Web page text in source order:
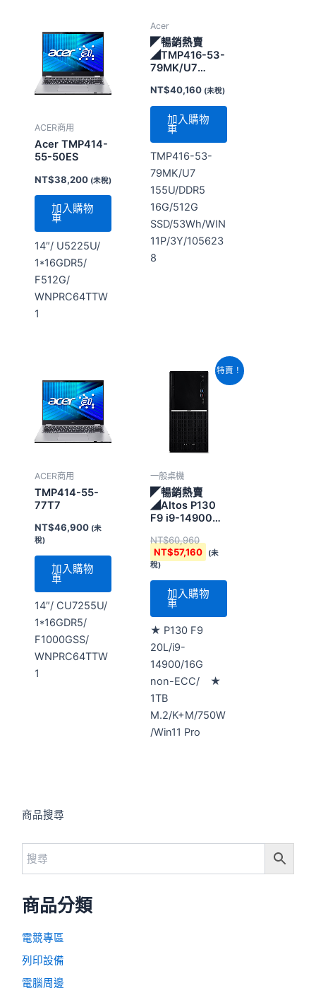
商品搜尋
商品分類
電競專區
列印設備
電腦周邊
ACER商用
Acer TMP414-
55-50ES
NT$38,200 (未稅)
加入購物
車
14″/ U5225U/
1*16GDR5/
F512G/
WNPRC64TTW
1
Acer
◤暢銷熱賣
◢TMP416-53-
79MK/U7
16G/512G
SSD/53Wh/WIFI6E+BT/WIN11P/
NT$40,160 (未稅)
加入購物
車
TMP416-53-
79MK/U7
155U/DDR5
16G/512G
SSD/53Wh/WIN
11P/3Y/105623
8
ACER商用
TMP414-55-
77T7
NT$46,900 (未
稅)
加入購物
車
14″/ CU7255U/
1*16GDR5/
F1000GSS/
WNPRC64TTW
1
特賣！
一般桌機
◤暢銷熱賣
◢Altos P130
F9 i9-14900
Altos P130 F9
(20L)工作站 )
NT$60,960
始
價
格：
NT$60,960。
NT$57,160
NT$57,160。
(未
稅)
加入購物
車
★ P130 F9
20L/i9-
14900/16G
non-ECC/ ★
1TB
M.2/K+M/750W
/Win11 Pro